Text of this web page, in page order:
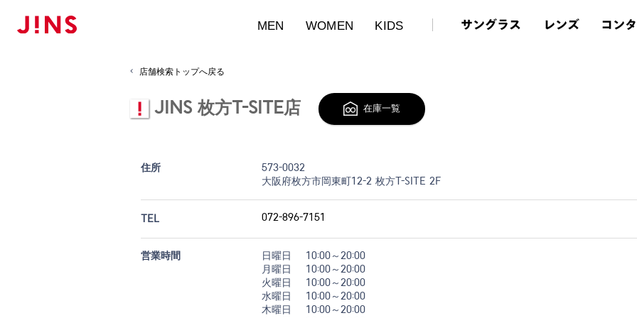
MEN WOMEN KIDS サングラス レンズ コン
店舗検索トップへ戻る
JINS 枚方T-SITE店 在庫一覧
住所
573-0032
大阪府枚方市岡東町12-2 枚方T-SITE 2F
TEL 072-896-7151
営業時間 日曜日
10:00～20:00
月曜日
10:00～20:00
火曜日
10:00～20:00
水曜日
10:00～20:00
木曜日
10:00～20:00